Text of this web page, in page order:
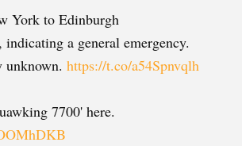
York to Edinburgh
indicating a general emergency.
unknown. https://t.co/a54Spnvqlh
7700' here.